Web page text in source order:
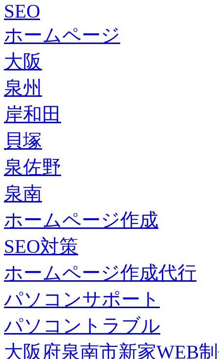
SEO
ホームページ
大阪
泉州
岸和田
貝塚
泉佐野
泉南
ホームページ作成
SEO対策
ホームページ作成代行
パソコンサポート
パソコントラブル
大阪府泉南市新家WEB